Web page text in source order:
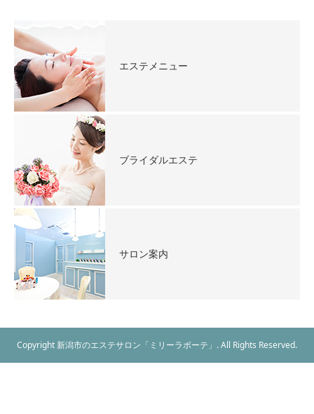
エステメニュー
ブライダルエステ
サロン案内
Copyright 新潟市のエステサロン「ミリーラボーテ」. All Rights Reserved.